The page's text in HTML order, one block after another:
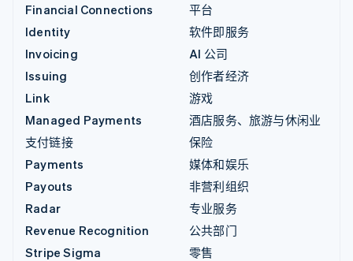
Financial Connections
Identity
Invoicing
Issuing
Link
Managed Payments
支付链接
Payments
Payouts
Radar
Revenue Recognition
Stripe Sigma
平台
软件即服务
AI 公司
创作者经济
游戏
酒店服务、旅游与休闲业
保险
媒体和娱乐
非营利组织
专业服务
公共部门
零售